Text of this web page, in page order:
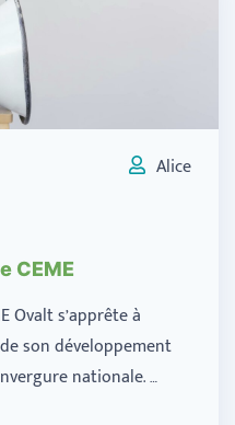
Alice
CEME
Ovalt s’apprête à
son développement
nationale. …